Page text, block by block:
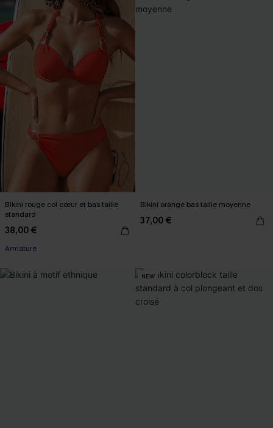
Bikini rouge col cœur et bas taille
standard
38,00 €
Armature
Bikini orange bas taille moyenne
37,00 €
NEW